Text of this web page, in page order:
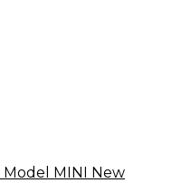
Model MINI New